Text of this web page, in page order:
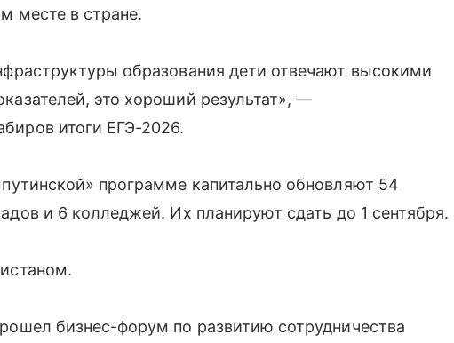
месте в стране.
образования дети отвечают высокими
это хороший результат», —
итоги ЕГЭ-2026.
программе капитально обновляют 54
и 6 колледжей. Их планируют сдать до 1 сентября.
бизнес-форум по развитию сотрудничества